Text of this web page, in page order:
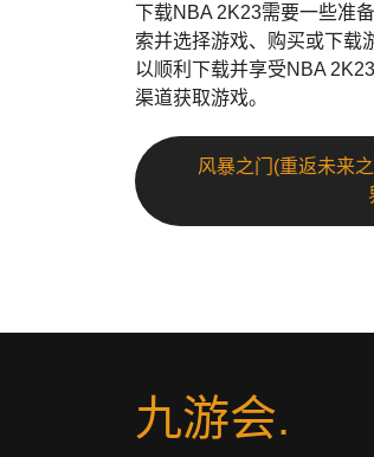
下载NBA 2K23需要一些准
索并选择游戏、购买或下载
以顺利下载并享受NBA
渠道获取游戏。
风暴之门(重返未来
九游会.